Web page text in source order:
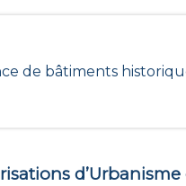
de bâtiments
d’Urbanisme